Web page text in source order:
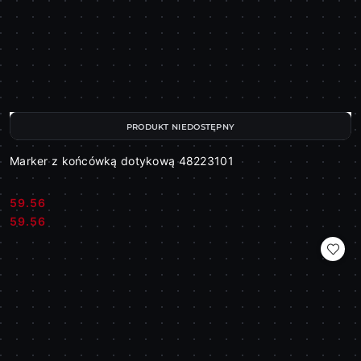
Marker z końcówką dotykową 48223101
Cena:
59.56
Cena:
59.56
PRODUKT NIEDOSTĘPNY